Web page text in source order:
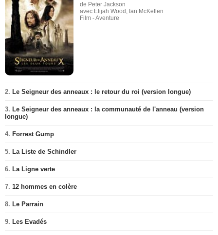
de Peter Jackson
avec Elijah Wood, Ian McKellen
Film - Aventure
2. Le Seigneur des anneaux : le retour du roi (version longue)
3. Le Seigneur des anneaux : la communauté de l'anneau (version
longue)
4. Forrest Gump
5. La Liste de Schindler
6. La Ligne verte
7. 12 hommes en colère
8. Le Parrain
9. Les Evadés